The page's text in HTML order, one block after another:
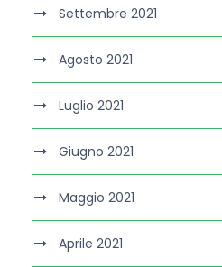
Settembre 2021
Agosto 2021
Luglio 2021
Giugno 2021
Maggio 2021
Aprile 2021